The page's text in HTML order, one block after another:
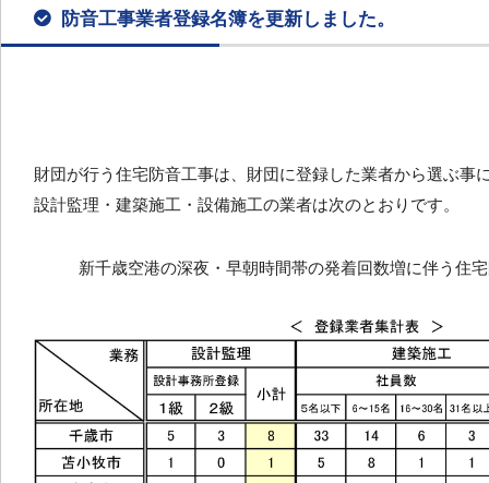
防音工事業者登録名簿を更新しました。
財団が行う住宅防音工事は、財団に登録した業者から選ぶ事
設計監理・建築施工・設備施工の業者は次のとおりです。
新千歳空港の深夜・早朝時間帯の発着回数増に伴う住